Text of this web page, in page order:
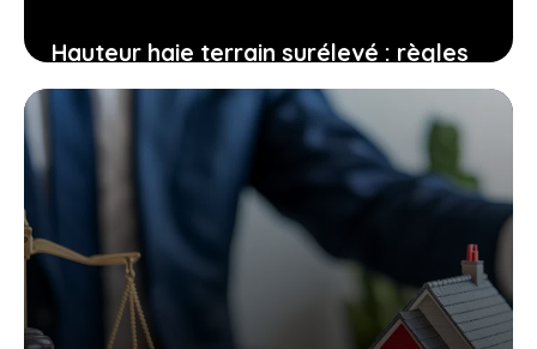
Hauteur haie terrain surélevé : règles
et calculs à respecter